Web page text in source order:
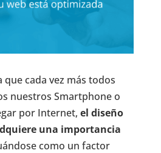
que cada vez más todos
nuestros Smartphone o
por Internet, el diseño
una importancia
como un factor